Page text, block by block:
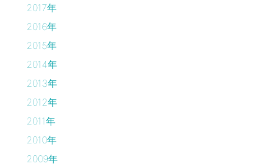
2017年
2016年
2015年
2014年
2013年
2012年
2011年
2010年
2009年